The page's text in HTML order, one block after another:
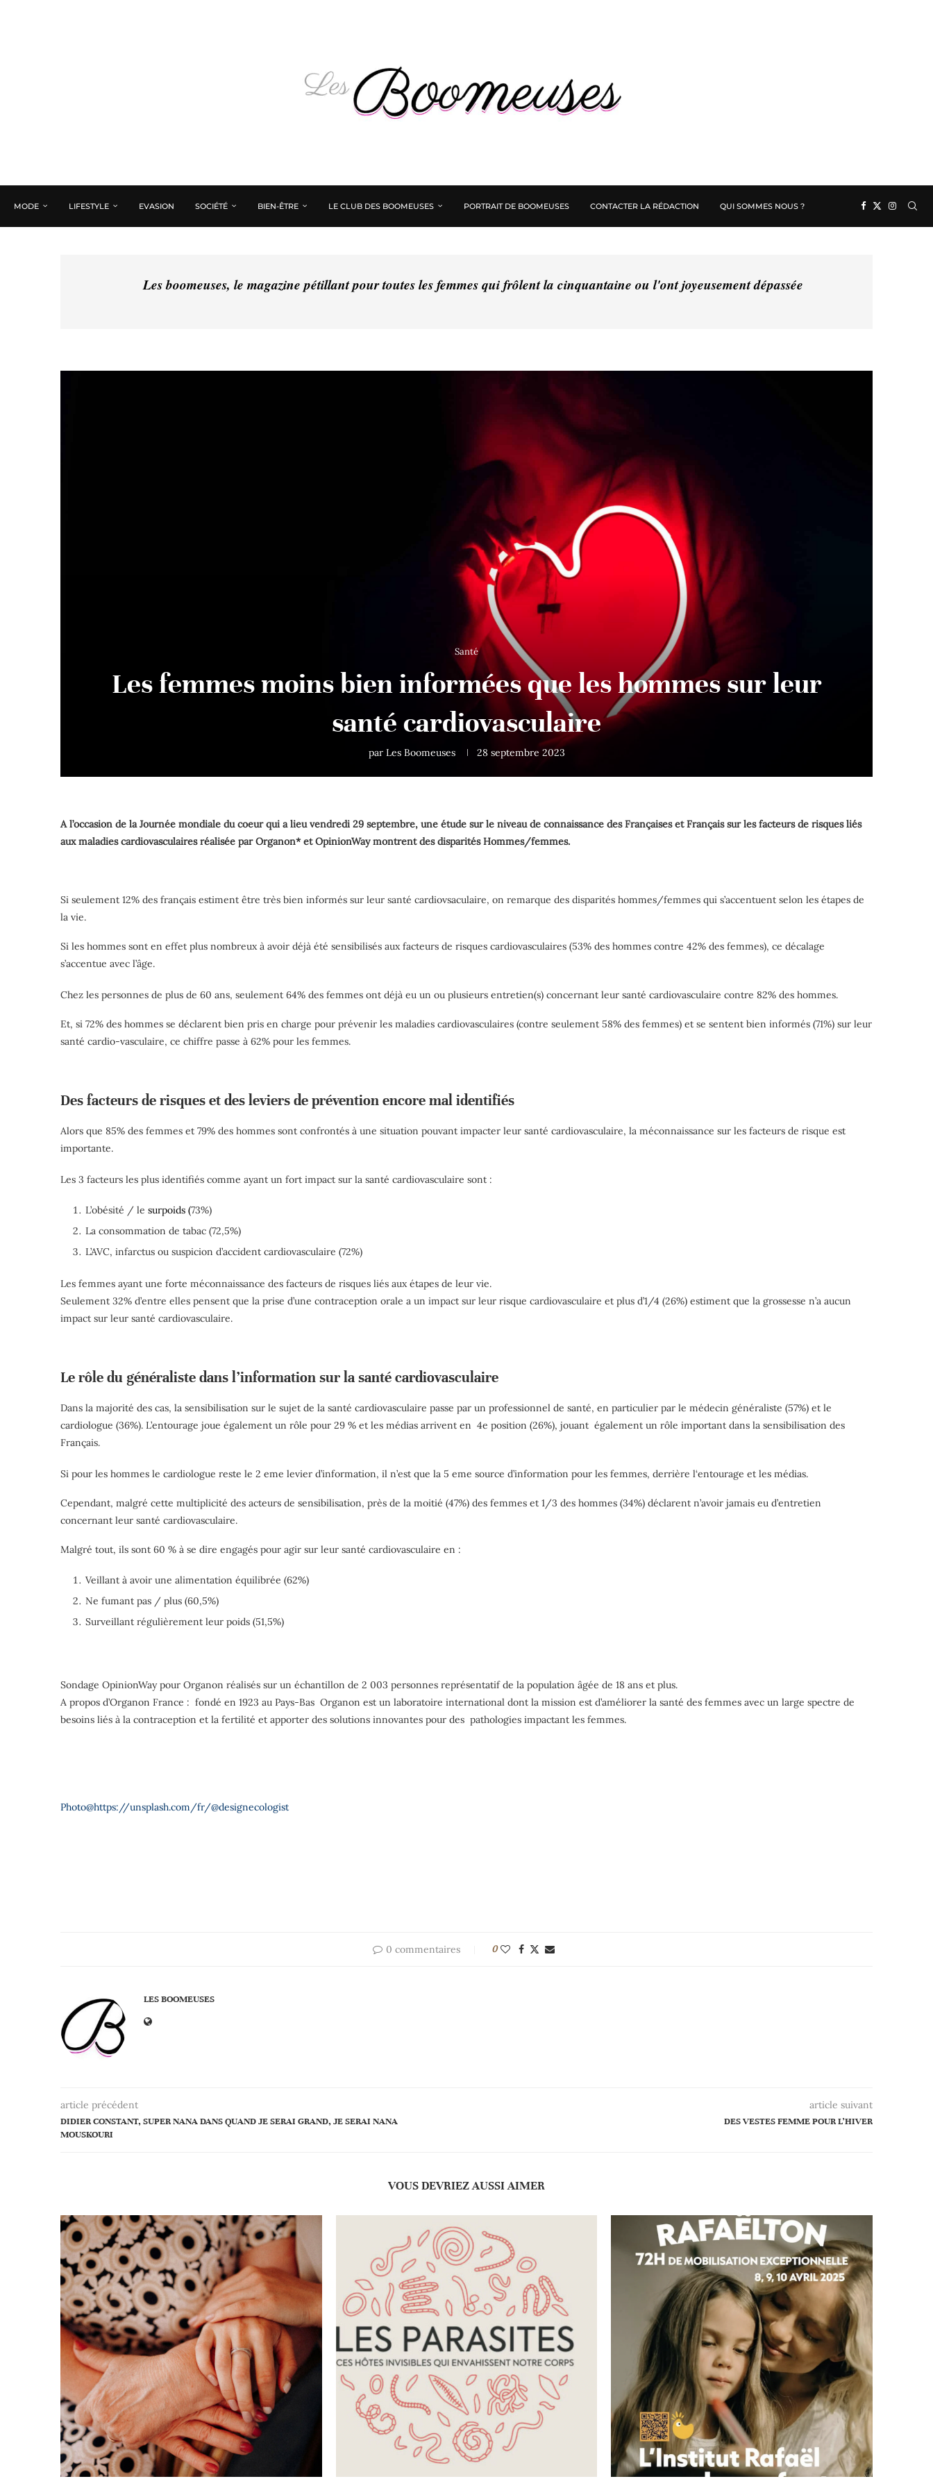
MODE LIFESTYLE EVASION SOCIÉTÉ BIEN-ÊTRE LE CLUB DES BOOMEUSES PORTRAIT DE BOOMEUSES CONTACTER LA RÉDACTION QUI SOMMES NOUS ?
Les boomeuses, le magazine pétillant pour toutes les femmes qui frôlent la cinquantaine ou l'ont joyeusement dépassée
Santé
Les femmes moins bien informées que les hommes sur leur
santé cardiovasculaire
par Les Boomeuses 28 septembre 2023
A l’occasion de la Journée mondiale du coeur qui a lieu vendredi 29 septembre, une étude sur le niveau de connaissance des Françaises et Français sur les facteurs de risques liés
aux maladies cardiovasculaires réalisée par Organon* et OpinionWay montrent des disparités Hommes/femmes.
Si seulement 12% des français estiment être très bien informés sur leur santé cardiovsaculaire, on remarque des disparités hommes/femmes qui s’accentuent selon les étapes de
la vie.
Si les hommes sont en effet plus nombreux à avoir déjà été sensibilisés aux facteurs de risques cardiovasculaires (53% des hommes contre 42% des femmes), ce décalage
s’accentue avec l’âge.
Chez les personnes de plus de 60 ans, seulement 64% des femmes ont déjà eu un ou plusieurs entretien(s) concernant leur santé cardiovasculaire contre 82% des hommes.
Et, si 72% des hommes se déclarent bien pris en charge pour prévenir les maladies cardiovasculaires (contre seulement 58% des femmes) et se sentent bien informés (71%) sur leur
santé cardio-vasculaire, ce chiffre passe à 62% pour les femmes.
Des facteurs de risques et des leviers de prévention encore mal identifiés
Alors que 85% des femmes et 79% des hommes sont confrontés à une situation pouvant impacter leur santé cardiovasculaire, la méconnaissance sur les facteurs de risque est
importante.
Les 3 facteurs les plus identifiés comme ayant un fort impact sur la santé cardiovasculaire sont :
L’obésité / le surpoids (73%)
La consommation de tabac (72,5%)
L’AVC, infarctus ou suspicion d’accident cardiovasculaire (72%)
Les femmes ayant une forte méconnaissance des facteurs de risques liés aux étapes de leur vie.
Seulement 32% d’entre elles pensent que la prise d’une contraception orale a un impact sur leur risque cardiovasculaire et plus d’1/4 (26%) estiment que la grossesse n’a aucun
impact sur leur santé cardiovasculaire.
Le rôle du généraliste dans l’information sur la santé cardiovasculaire
Dans la majorité des cas, la sensibilisation sur le sujet de la santé cardiovasculaire passe par un professionnel de santé, en particulier par le médecin généraliste (57%) et le
cardiologue (36%). L’entourage joue également un rôle pour 29 % et les médias arrivent en 4e position (26%), jouant également un rôle important dans la sensibilisation des
Français.
Si pour les hommes le cardiologue reste le 2 eme levier d’information, il n’est que la 5 eme source d’information pour les femmes, derrière l‘entourage et les médias.
Cependant, malgré cette multiplicité des acteurs de sensibilisation, près de la moitié (47%) des femmes et 1/3 des hommes (34%) déclarent n’avoir jamais eu d’entretien
concernant leur santé cardiovasculaire.
Malgré tout, ils sont 60 % à se dire engagés pour agir sur leur santé cardiovasculaire en :
Veillant à avoir une alimentation équilibrée (62%)
Ne fumant pas / plus (60,5%)
Surveillant régulièrement leur poids (51,5%)
Sondage OpinionWay pour Organon réalisés sur un échantillon de 2 003 personnes représentatif de la population âgée de 18 ans et plus.
A propos d’Organon France : fondé en 1923 au Pays-Bas Organon est un laboratoire international dont la mission est d’améliorer la santé des femmes avec un large spectre de
besoins liés à la contraception et la fertilité et apporter des solutions innovantes pour des pathologies impactant les femmes.
Photo@https://unsplash.com/fr/@designecologist
0 commentaires 0
LES BOOMEUSES
article précédent
DIDIER CONSTANT, SUPER NANA DANS QUAND JE SERAI GRAND, JE SERAI NANA
MOUSKOURI
article suivant
DES VESTES FEMME POUR L’HIVER
VOUS DEVRIEZ AUSSI AIMER